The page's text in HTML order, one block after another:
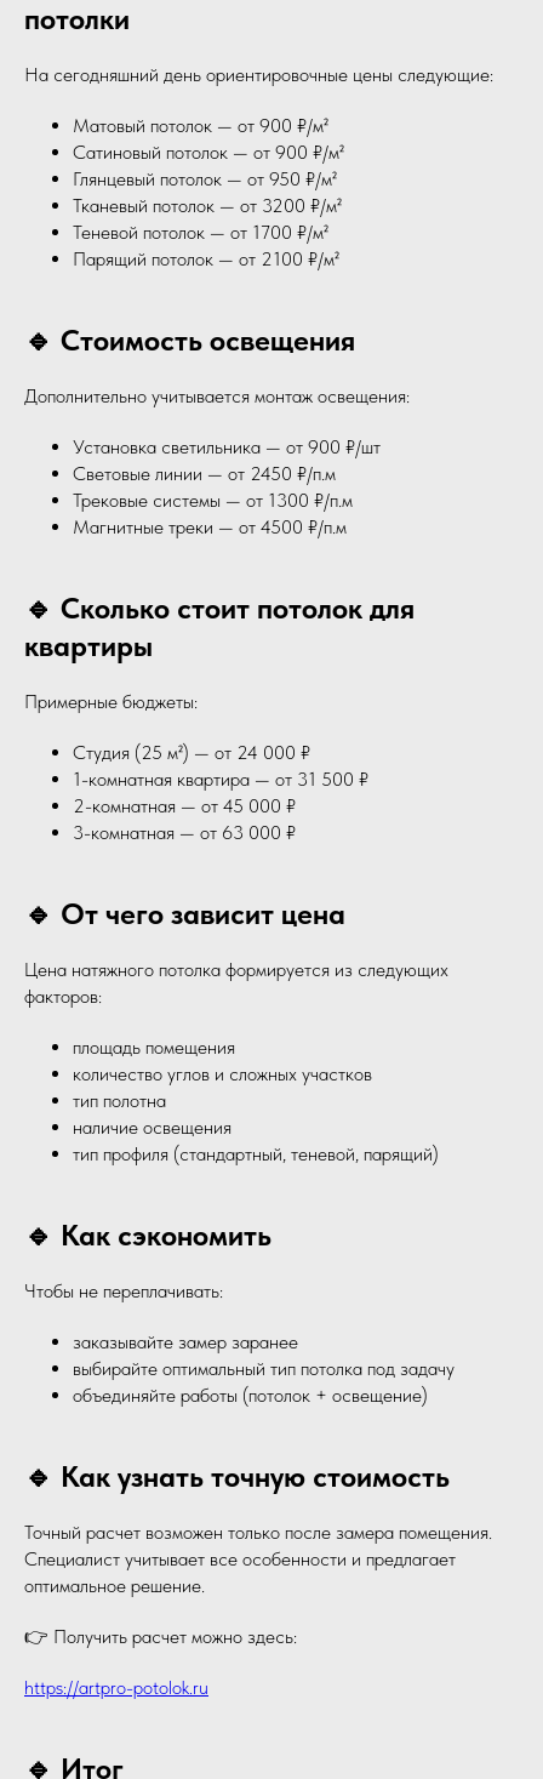
потолки
На сегодняшний день ориентировочные цены следующие:
Матовый потолок — от 900 ₽/м²
Сатиновый потолок — от 900 ₽/м²
Глянцевый потолок — от 950 ₽/м²
Тканевый потолок — от 3200 ₽/м²
Теневой потолок — от 1700 ₽/м²
Парящий потолок — от 2100 ₽/м²
🔹 Стоимость освещения
Дополнительно учитывается монтаж освещения:
Установка светильника — от 900 ₽/шт
Световые линии — от 2450 ₽/п.м
Трековые системы — от 1300 ₽/п.м
Магнитные треки — от 4500 ₽/п.м
🔹 Сколько стоит потолок для
квартиры
Примерные бюджеты:
Студия (25 м²) — от 24 000 ₽
1-комнатная квартира — от 31 500 ₽
2-комнатная — от 45 000 ₽
3-комнатная — от 63 000 ₽
🔹 От чего зависит цена
Цена натяжного потолка формируется из следующих
факторов:
площадь помещения
количество углов и сложных участков
тип полотна
наличие освещения
тип профиля (стандартный, теневой, парящий)
🔹 Как сэкономить
Чтобы не переплачивать:
заказывайте замер заранее
выбирайте оптимальный тип потолка под задачу
объединяйте работы (потолок + освещение)
🔹 Как узнать точную стоимость
Точный расчет возможен только после замера помещения.
Специалист учитывает все особенности и предлагает
оптимальное решение.
👉 Получить расчет можно здесь:
https://artpro-potolok.ru
🔹 Итог